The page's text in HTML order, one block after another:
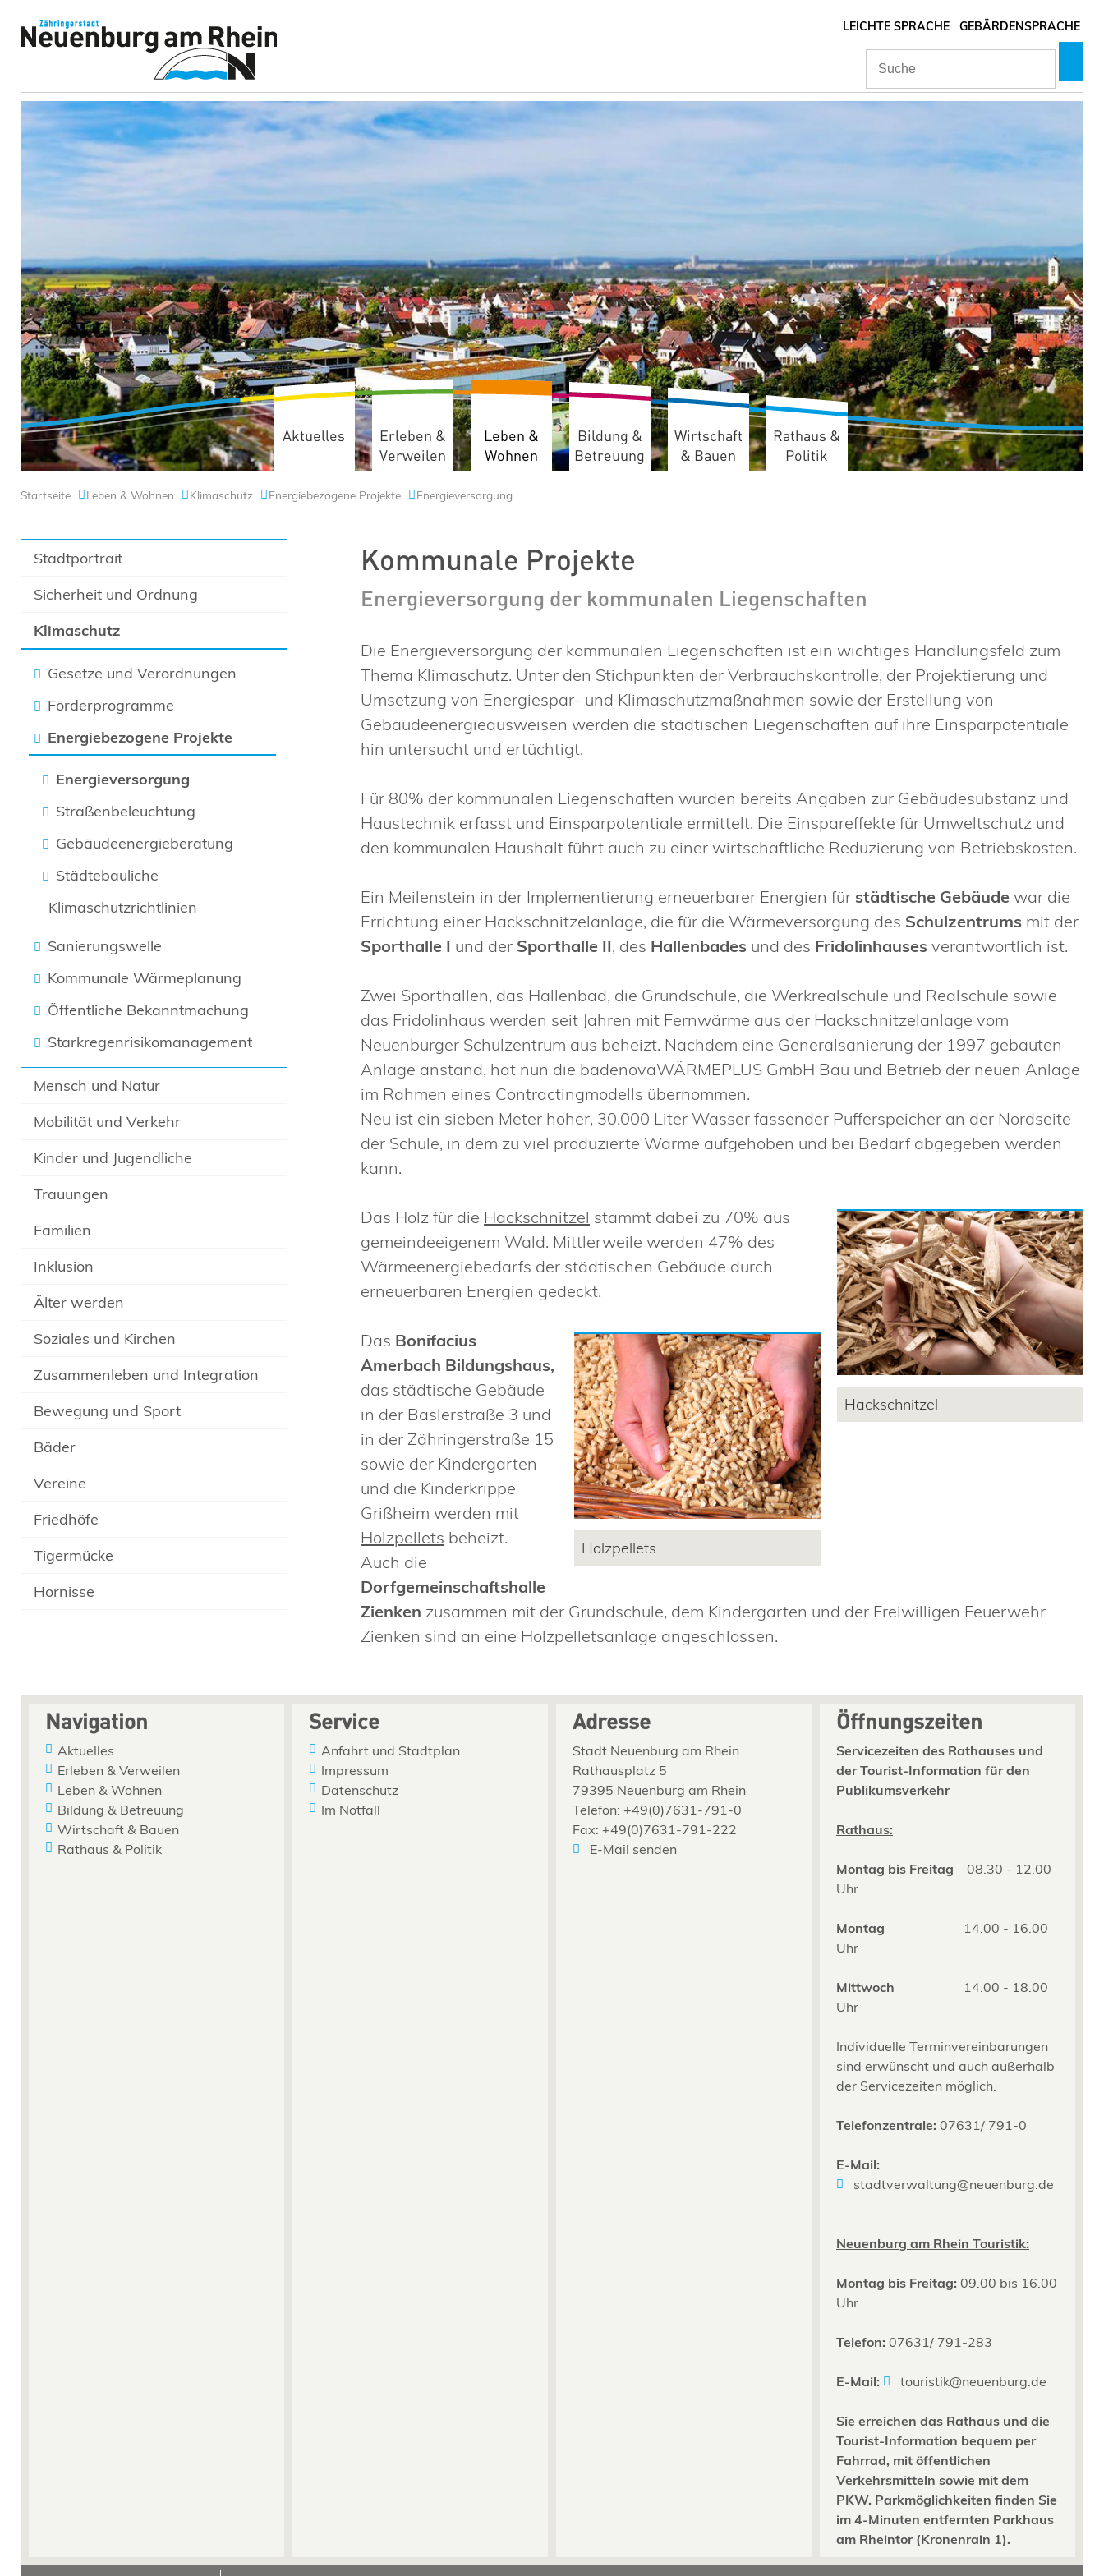
LEICHTE SPRACHE GEBÄRDENSPRACHE
Aktuelles
Erleben &
Verweilen
Leben &
Wohnen
Bildung &
Betreuung
Wirtschaft
& Bauen
Rathaus &
Politik
Startseite Leben & Wohnen Klimaschutz Energiebezogene Projekte Energieversorgung
Stadtportrait
Sicherheit und Ordnung
Klimaschutz
Gesetze und Verordnungen
Förderprogramme
Energiebezogene Projekte
Energieversorgung
Straßenbeleuchtung
Gebäudeenergieberatung
Städtebauliche
Klimaschutzrichtlinien
Sanierungswelle
Kommunale Wärmeplanung
Öffentliche Bekanntmachung
Starkregenrisikomanagement
Mensch und Natur
Mobilität und Verkehr
Kinder und Jugendliche
Trauungen
Familien
Inklusion
Älter werden
Soziales und Kirchen
Zusammenleben und Integration
Bewegung und Sport
Bäder
Vereine
Friedhöfe
Tigermücke
Hornisse
Kommunale Projekte
Energieversorgung der kommunalen Liegenschaften
Die Energieversorgung der kommunalen Liegenschaften ist ein wichtiges Handlungsfeld zum
Thema Klimaschutz. Unter den Stichpunkten der Verbrauchskontrolle, der Projektierung und
Umsetzung von Energiespar- und Klimaschutzmaßnahmen sowie der Erstellung von
Gebäudeenergieausweisen werden die städtischen Liegenschaften auf ihre Einsparpotentiale
hin untersucht und ertüchtigt.
Für 80% der kommunalen Liegenschaften wurden bereits Angaben zur Gebäudesubstanz und
Haustechnik erfasst und Einsparpotentiale ermittelt. Die Einspareffekte für Umweltschutz und
den kommunalen Haushalt führt auch zu einer wirtschaftliche Reduzierung von Betriebskosten.
Ein Meilenstein in der Implementierung erneuerbarer Energien für städtische Gebäude war die
Errichtung einer Hackschnitzelanlage, die für die Wärmeversorgung des Schulzentrums mit der
Sporthalle I und der Sporthalle II, des Hallenbades und des Fridolinhauses verantwortlich ist.
Zwei Sporthallen, das Hallenbad, die Grundschule, die Werkrealschule und Realschule sowie
das Fridolinhaus werden seit Jahren mit Fernwärme aus der Hackschnitzelanlage vom
Neuenburger Schulzentrum aus beheizt. Nachdem eine Generalsanierung der 1997 gebauten
Anlage anstand, hat nun die badenovaWÄRMEPLUS GmbH Bau und Betrieb der neuen Anlage
im Rahmen eines Contractingmodells übernommen.
Neu ist ein sieben Meter hoher, 30.000 Liter Wasser fassender Pufferspeicher an der Nordseite
der Schule, in dem zu viel produzierte Wärme aufgehoben und bei Bedarf abgegeben werden
kann.
Hackschnitzel
Das Holz für die Hackschnitzel stammt dabei zu 70% aus
gemeindeeigenem Wald. Mittlerweile werden 47% des
Wärmeenergiebedarfs der städtischen Gebäude durch
erneuerbaren Energien gedeckt.
Holzpellets
Das Bonifacius
Amerbach Bildungshaus,
das städtische Gebäude
in der Baslerstraße 3 und
in der Zähringerstraße 15
sowie der Kindergarten
und die Kinderkrippe
Grißheim werden mit
Holzpellets beheizt.
Auch die
Dorfgemeinschaftshalle
Zienken zusammen mit der Grundschule, dem Kindergarten und der Freiwilligen Feuerwehr
Zienken sind an eine Holzpelletsanlage angeschlossen.
Navigation
Aktuelles
Erleben & Verweilen
Leben & Wohnen
Bildung & Betreuung
Wirtschaft & Bauen
Rathaus & Politik
Service
Anfahrt und Stadtplan
Impressum
Datenschutz
Im Notfall
Adresse
Stadt Neuenburg am Rhein
Rathausplatz 5
79395 Neuenburg am Rhein
Telefon: +49(0)7631-791-0
Fax: +49(0)7631-791-222
E-Mail senden
Öffnungszeiten
Servicezeiten des Rathauses und
der Tourist-Information für den
Publikumsverkehr
Rathaus:
Montag bis Freitag 08.30 - 12.00
Uhr
Montag
14.00 - 16.00
Uhr
Mittwoch
14.00 - 18.00
Uhr
Individuelle Terminvereinbarungen
sind erwünscht und auch außerhalb
der Servicezeiten möglich.
Telefonzentrale: 07631/ 791-0
E-Mail:
stadtverwaltung@neuenburg.de
Neuenburg am Rhein Touristik:
Montag bis Freitag: 09.00 bis 16.00
Uhr
Telefon: 07631/ 791-283
E-Mail: touristik@neuenburg.de
Sie erreichen das Rathaus und die
Tourist-Information bequem per
Fahrrad, mit öffentlichen
Verkehrsmitteln sowie mit dem
PKW. Parkmöglichkeiten finden Sie
im 4-Minuten entfernten Parkhaus
am Rheintor (Kronenrain 1).